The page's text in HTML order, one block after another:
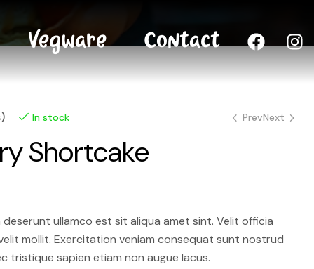
Vegware Contact
In stock PrevNext
Shortcake
ullamco est sit aliqua amet sint. Velit officia
mollit. Exercitation veniam consequat sunt nostrud
tristique sapien etiam non augue lacus.